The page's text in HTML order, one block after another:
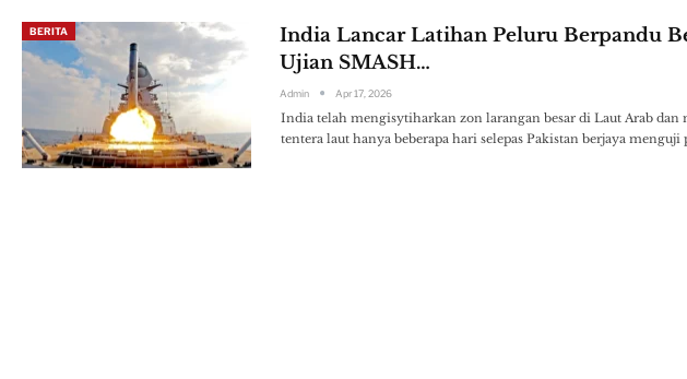
BERITA
India Lancar Latihan Peluru Berpandu
Ujian SMASH…
Admin Apr 17, 2026
India telah mengisytiharkan zon larangan besar di Laut Arab
tentera laut hanya beberapa hari selepas Pakistan berjaya menguji